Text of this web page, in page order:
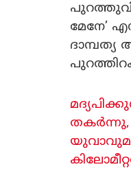
മേനേ’
തകർന്നു,